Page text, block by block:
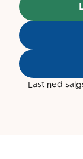
Last ned